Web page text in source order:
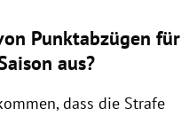
Punktabzügen für
aus?
dass die Strafe